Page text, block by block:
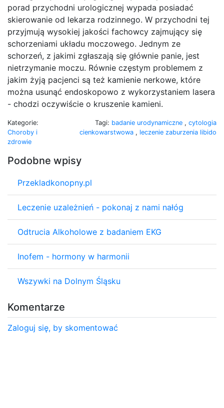
porad przychodni urologicznej wypada posiadać
skierowanie od lekarza rodzinnego. W przychodni tej
przyjmują wysokiej jakości fachowcy zajmujący się
schorzeniami układu moczowego. Jednym ze
schorzeń, z jakimi zgłaszają się głównie panie, jest
nietrzymanie moczu. Równie częstym problemem z
jakim żyją pacjenci są też kamienie nerkowe, które
można usunąć endoskopowo z wykorzystaniem lasera
- chodzi oczywiście o kruszenie kamieni.
Kategorie:
Choroby i
zdrowie
Tagi: badanie urodynamiczne , cytologia
cienkowarstwowa , leczenie zaburzenia libido
Podobne wpisy
Przekladkonopny.pl
Leczenie uzależnień - pokonaj z nami nałóg
Odtrucia Alkoholowe z badaniem EKG
Inofem - hormony w harmonii
Wszywki na Dolnym Śląsku
Komentarze
Zaloguj się, by skomentować